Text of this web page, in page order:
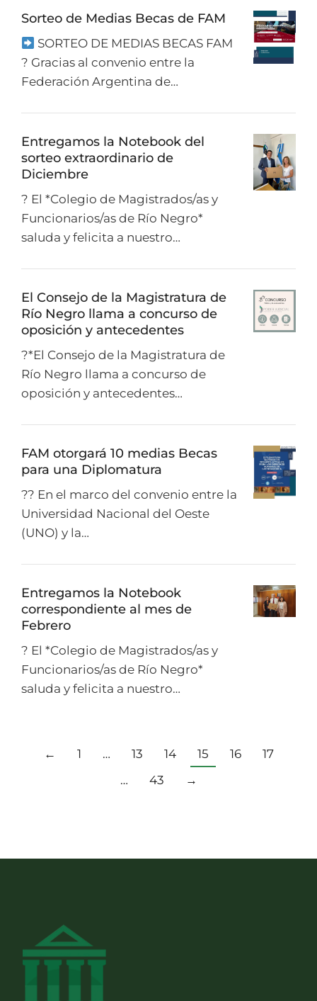
Sorteo de Medias Becas de FAM
SORTEO DE MEDIAS BECAS FAM
? Gracias al convenio entre la
Federación Argentina de…
Entregamos la Notebook del
sorteo extraordinario de
Diciembre
? El *Colegio de Magistrados/as y
Funcionarios/as de Río Negro*
saluda y felicita a nuestro…
El Consejo de la Magistratura de
Río Negro llama a concurso de
oposición y antecedentes
?*El Consejo de la Magistratura de
Río Negro llama a concurso de
oposición y antecedentes…
FAM otorgará 10 medias Becas
para una Diplomatura
?? En el marco del convenio entre la
Universidad Nacional del Oeste
(UNO) y la…
Entregamos la Notebook
correspondiente al mes de
Febrero
? El *Colegio de Magistrados/as y
Funcionarios/as de Río Negro*
saluda y felicita a nuestro…
← 1 … 13 14 15 16
17
…
43 →